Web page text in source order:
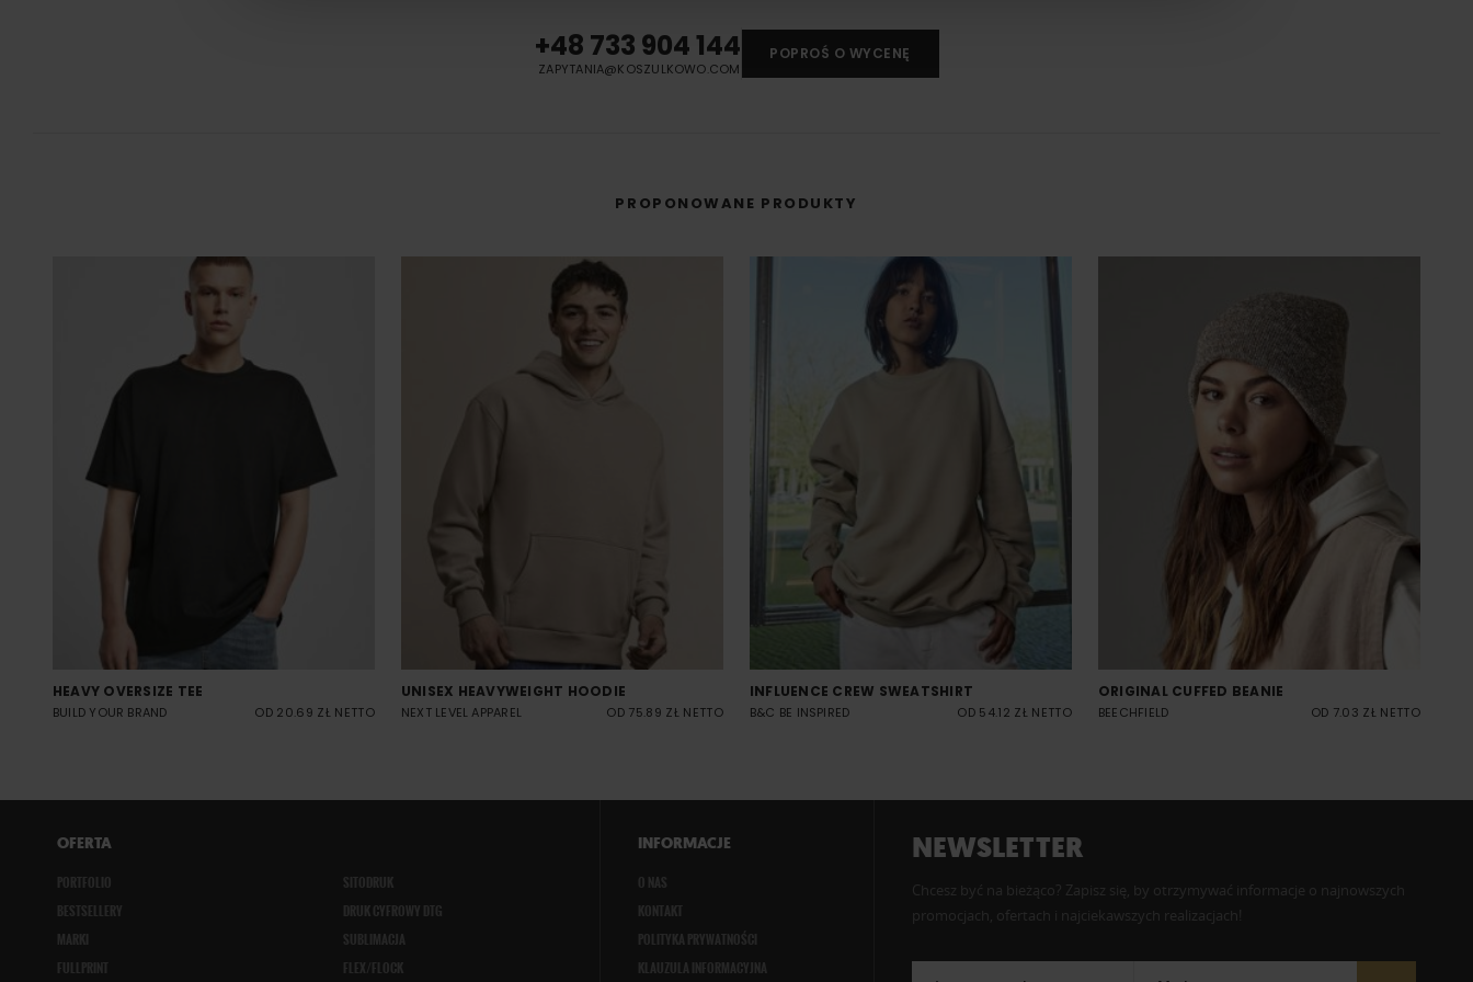
grafika najpierw trafia na specjalną folię, a dopiero potem jest przenoszona na+48 733 904 144
ZAPYTANIA@KOSZULKOWO.COM
POPROŚ O WYCENĘ
PROPONOWANE PRODUKTY
HEAVY OVERSIZE TEE
BUILD YOUR BRAND OD 20.69 ZŁ NETTO
UNISEX HEAVYWEIGHT HOODIE
NEXT LEVEL APPAREL OD 75.89 ZŁ NETTO
INFLUENCE CREW SWEATSHIRT
B&C BE INSPIRED OD 54.12 ZŁ NETTO
ORIGINAL CUFFED BEANIE
BEECHFIELD OD 7.03 ZŁ NETTO
OFERTA
PORTFOLIO
BESTSELLERY
MARKI
FULLPRINT
SITODRUK
DRUK CYFROWY DTG
SUBLIMACJA
FLEX/FLOCK
INFORMACJE
O NAS
KONTAKT
POLITYKA PRYWATNOŚCI
KLAUZULA INFORMACYJNA
NEWSLETTER
Chcesz być na bieżąco? Zapisz się, by otrzymywać informacje o najnowszych
promocjach, ofertach i najciekawszych realizacjach!